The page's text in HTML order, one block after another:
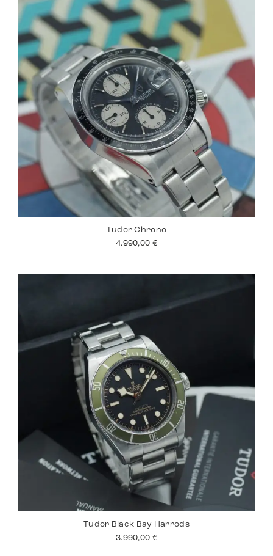
Tudor Chrono
4.990,00 €
Tudor Black Bay Harrods
3.990,00 €